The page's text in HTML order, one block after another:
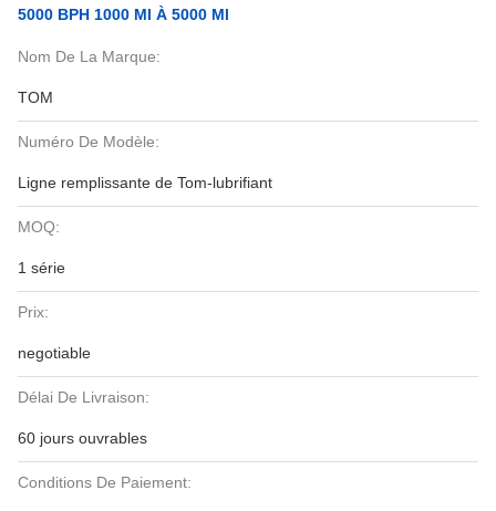
5000 BPH 1000 Ml À 5000 Ml
Nom De La Marque:
TOM
Numéro De Modèle:
Ligne remplissante de Tom-lubrifiant
MOQ:
1 série
Prix:
negotiable
Délai De Livraison:
60 jours ouvrables
Conditions De Paiement: